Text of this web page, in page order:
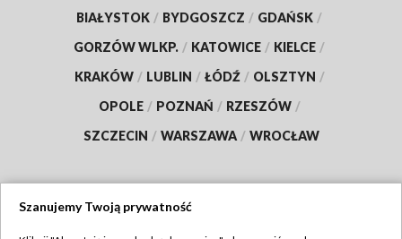
BIAŁYSTOK / BYDGOSZCZ / GDAŃSK /
GORZÓW WLKP. / KATOWICE / KIELCE /
KRAKÓW / LUBLIN / ŁÓDŹ / OLSZTYN /
OPOLE / POZNAŃ / RZESZÓW /
SZCZECIN / WARSZAWA / WROCŁAW
Szanujemy Twoją prywatność